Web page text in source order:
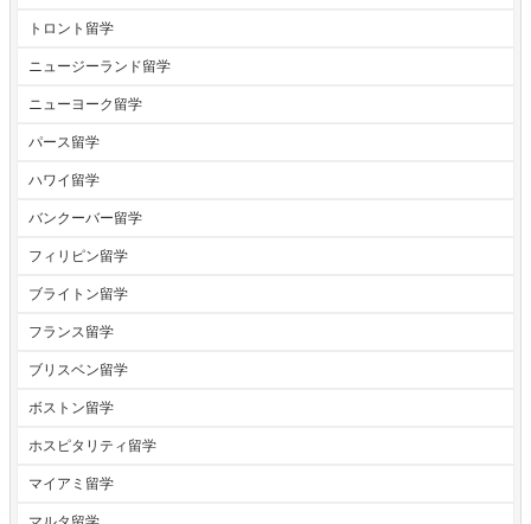
トロント留学
ニュージーランド留学
ニューヨーク留学
パース留学
ハワイ留学
バンクーバー留学
フィリピン留学
ブライトン留学
フランス留学
ブリスベン留学
ボストン留学
ホスピタリティ留学
マイアミ留学